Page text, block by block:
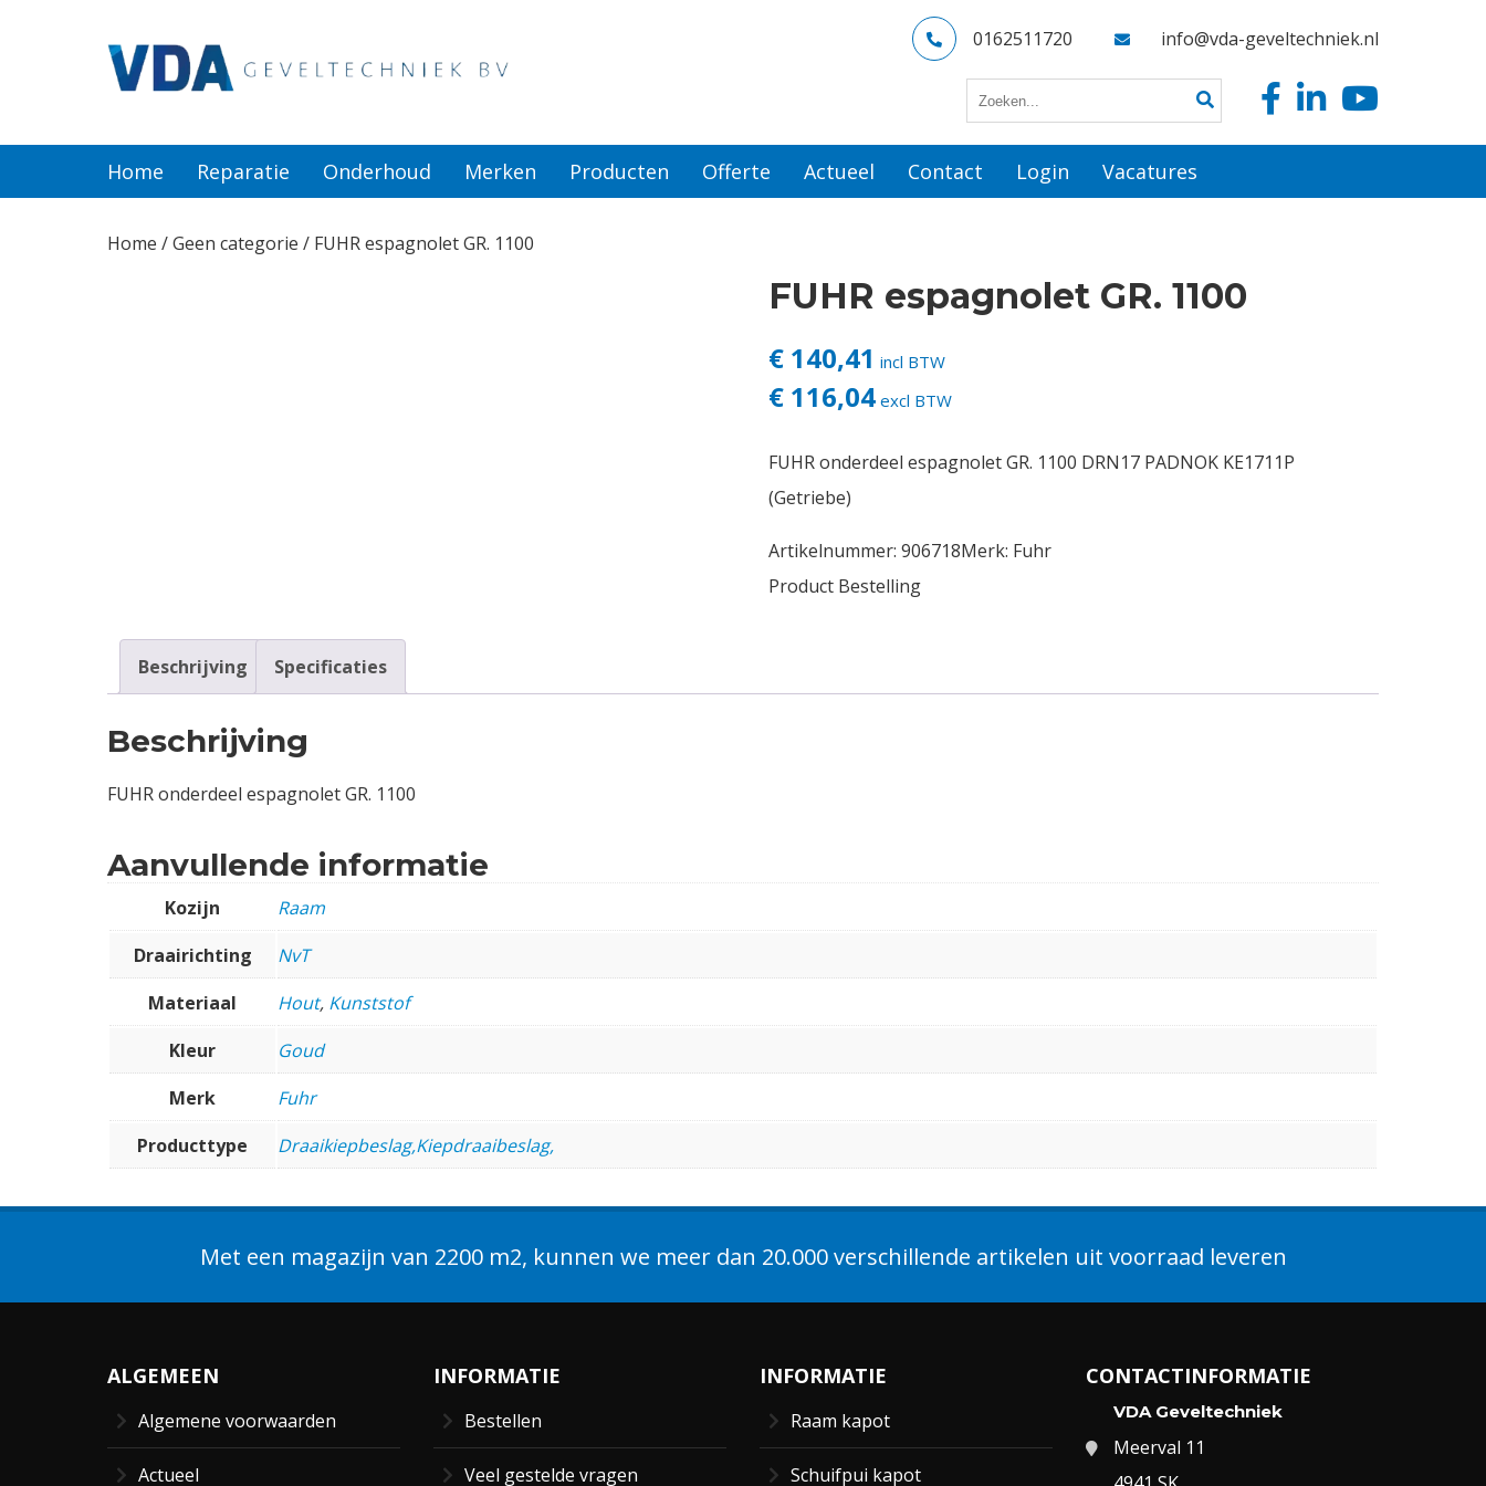
0162511720 info@vda-geveltechniek.nl
Home Reparatie Onderhoud Merken Producten Offerte Actueel Contact Login Vacatures
Home /Geen categorie / FUHR espagnolet GR. 1100
FUHR espagnolet GR. 1100
€ 140,41 incl BTW
€ 116,04 excl BTW
FUHR onderdeel espagnolet GR. 1100 DRN17 PADNOK KE1711P
(Getriebe)
Artikelnummer: 906718Merk: Fuhr
Product Bestelling
Beschrijving Specificaties
Beschrijving
FUHR onderdeel espagnolet GR. 1100
Aanvullende informatie
Kozijn
Raam
Draairichting
NvT
Materiaal
Hout, Kunststof
Kleur
Goud
Merk
Fuhr
Producttype
Draaikiepbeslag,Kiepdraaibeslag,
Met een magazijn van 2200 m2, kunnen we meer dan 20.000 verschillende artikelen uit voorraad leveren
ALGEMEEN
Algemene voorwaarden
Actueel
INFORMATIE
Bestellen
Veel gestelde vragen
INFORMATIE
Raam kapot
Schuifpui kapot
CONTACTINFORMATIE
VDA Geveltechniek
Meerval 11